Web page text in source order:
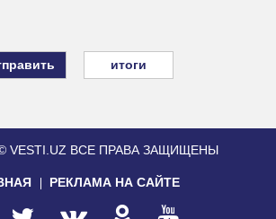
итоги
VESTI.UZ ВСЕ ПРАВА ЗАЩИЩЕНЫ
РЕКЛАМА НА САЙТЕ